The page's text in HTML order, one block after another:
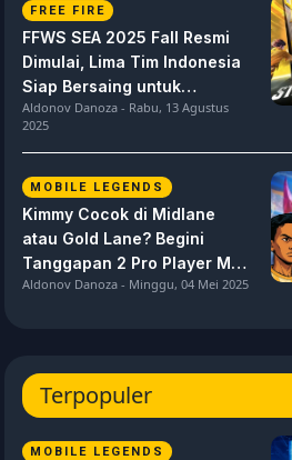
FREE FIRE
FFWS SEA 2025 Fall Resmi
Dimulai, Lima Tim Indonesia
Siap Bersaing untuk
Dominasi
Aldonov Danoza - Rabu, 13 Agustus
2025
MOBILE LEGENDS
Kimmy Cocok di Midlane
atau Gold Lane? Begini
Tanggapan 2 Pro Player MPL
ID S15 ini
Aldonov Danoza - Minggu, 04 Mei 2025
Terpopuler
MOBILE LEGENDS